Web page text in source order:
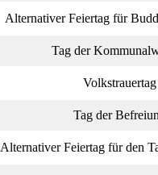
Alternativer Feiertag für
Tag der
Volkstrauertag
Tag der
Alternativer Feiertag für den